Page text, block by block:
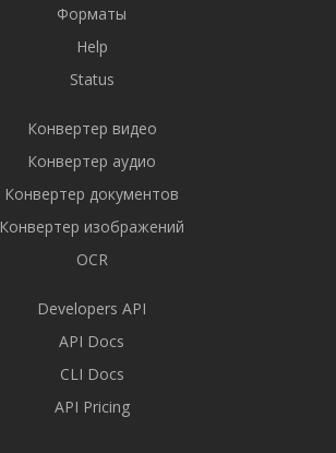
Форматы
Help
Status
Конвертер видео
Конвертер аудио
Конвертер документов
Конвертер изображений
OCR
Developers API
API Docs
CLI Docs
API Pricing